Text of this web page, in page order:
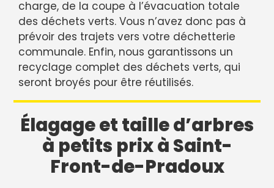
charge, de la coupe à l’évacuation totale
des déchets verts. Vous n’avez donc pas à
prévoir des trajets vers votre déchetterie
communale. Enfin, nous garantissons un
recyclage complet des déchets verts, qui
seront broyés pour être réutilisés.
Élagage et taille d’arbres
à petits prix à Saint-
Front-de-Pradoux